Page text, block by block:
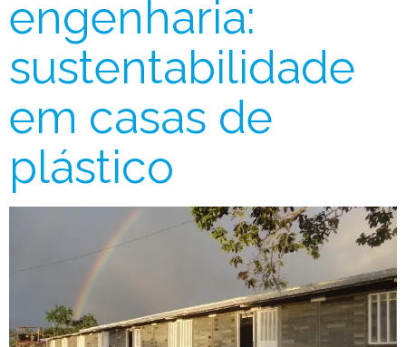
engenharia:
sustentabilidade
em casas de
plástico